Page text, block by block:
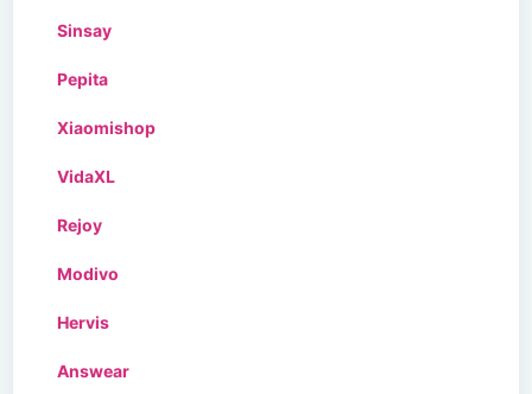
Sinsay
Pepita
Xiaomishop
VidaXL
Rejoy
Modivo
Hervis
Answear